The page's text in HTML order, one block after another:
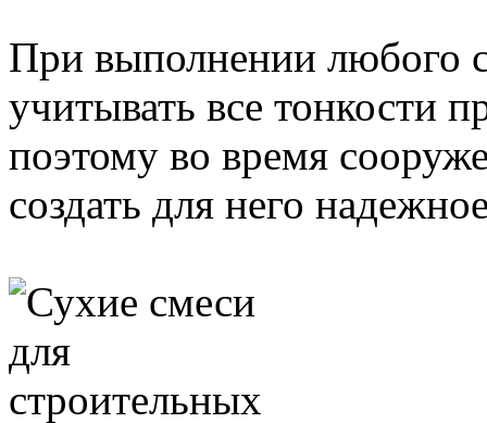
При выполнении любого
учитывать все тонкости
поэтому во время
создать для него